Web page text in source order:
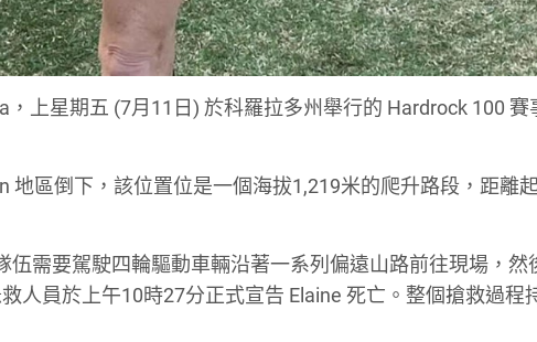
上星期五 (7月11日) 於科羅拉多州舉行的 Hardrock 100 賽
地區倒下，該位置位是一個海拔1,219米的爬升路段，距離
需要駕駛四輪驅動車輛沿著一系列偏遠山路前往現場，然
人員於上午10時27分正式宣告 Elaine 死亡。整個搶救過程